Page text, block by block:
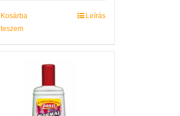
Kosárba
teszem
Leírás